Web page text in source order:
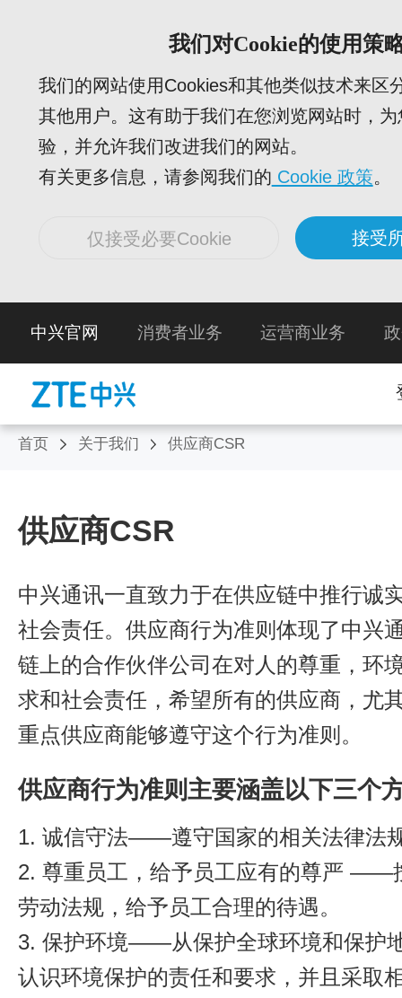
我们对Cookie的使用策
我们的网站使用Cookies和其他类似技术来区
其他用户。这有助于我们在您浏览网站时，
验，并允许我们改进我们的网站。
有关更多信息，请参阅我们的 Cookie 政策。
仅接受必要Cookie 接受
中兴官网 消费者业务 运营商业务
首页 关于我们 供应商CSR
供应商CSR
中兴通讯一直致力于在供应链中推行诚
社会责任。供应商行为准则体现了中兴
链上的合作伙伴公司在对人的尊重，环
求和社会责任，希望所有的供应商，尤
重点供应商能够遵守这个行为准则。
供应商行为准则主要涵盖以下三个
1. 诚信守法——遵守国家的相关法律法
2. 尊重员工，给予员工应有的尊严 ——
劳动法规，给予员工合理的待遇。
3. 保护环境——从保护全球环境和保护
认识环境保护的责任和要求，并且采取